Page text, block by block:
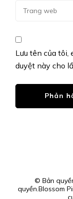
Lưu tên của tôi,
duyệt này cho
© Bản
quyền.Blossom